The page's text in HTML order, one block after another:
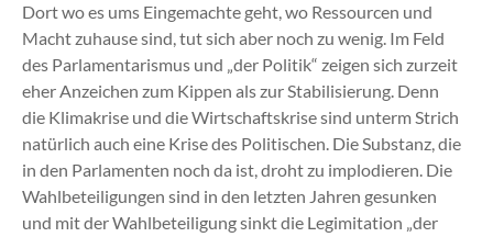
Dort wo es ums Eingemachte geht, wo Ressourcen und
Macht zuhause sind, tut sich aber noch zu wenig. Im Feld
des Parlamentarismus und „der Politik“ zeigen sich zurzeit
eher Anzeichen zum Kippen als zur Stabilisierung. Denn
die Klimakrise und die Wirtschaftskrise sind unterm Strich
natürlich auch eine Krise des Politischen. Die Substanz, die
in den Parlamenten noch da ist, droht zu implodieren. Die
Wahlbeteiligungen sind in den letzten Jahren gesunken
und mit der Wahlbeteiligung sinkt die Legimitation „der